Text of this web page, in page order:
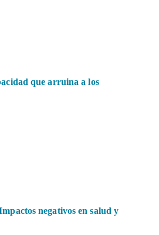
que arruina a los
negativos en salud y